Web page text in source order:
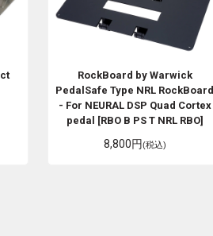
RockBoard by Warwick
PedalSafe Type NRL RockBoard
- For NEURAL DSP Quad Cortex
pedal [RBO B PS T NRL RBO]
8,800円(税込)